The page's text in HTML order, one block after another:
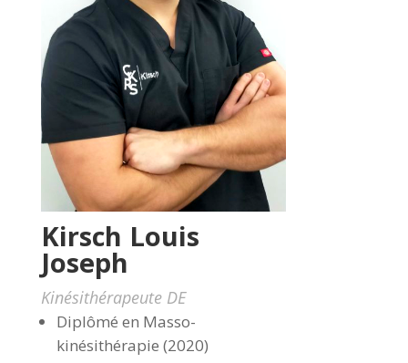
Kirsch Louis
Joseph
Kinésithérapeute DE
Diplômé en Masso-
kinésithérapie (2020)